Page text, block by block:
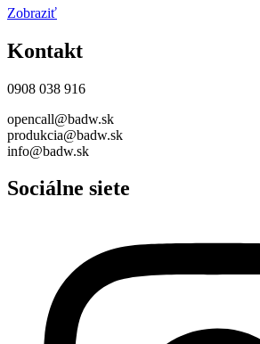
Zobraziť
Kontakt
0908 038 916
opencall@badw.sk
produkcia@badw.sk
info@badw.sk
Sociálne siete